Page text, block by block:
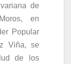
de
en
Popular
Viña, se
de los